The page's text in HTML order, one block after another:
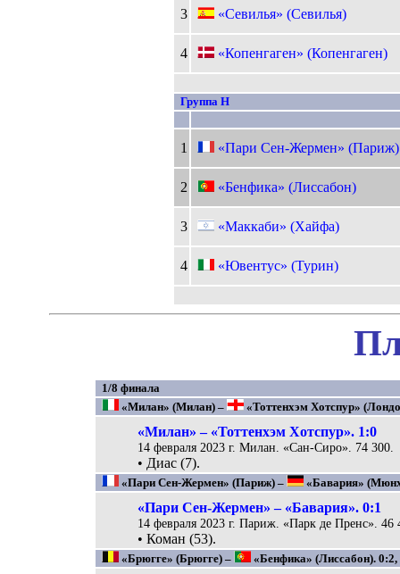
3 «Севилья» (Севилья)
4 «Копенгаген» (Копенгаген)
Группа H
1 «Пари Сен-Жермен» (Париж)
2 «Бенфика» (Лиссабон)
3 «Маккаби» (Хайфа)
4 «Ювентус» (Турин)
1/8 финала
«Милан» (Милан) –
«Тоттенхэм Хотспур»
«Милан» – «Тоттенхэм Хотспур». 1:0
14 февраля 2023 г. Милан. «Сан-Сиро». 74 300.
• Диас (7).
«Пари Сен-Жермен» (Париж) – «Бавария»
«Пари Сен-Жермен» – «Бавария». 0:1
14 февраля 2023 г. Париж. «Парк де Пренс». 46
• Коман (53).
«Брюгге» (Брюгге) – «Бенфика» (Лиссабон). 0:2,